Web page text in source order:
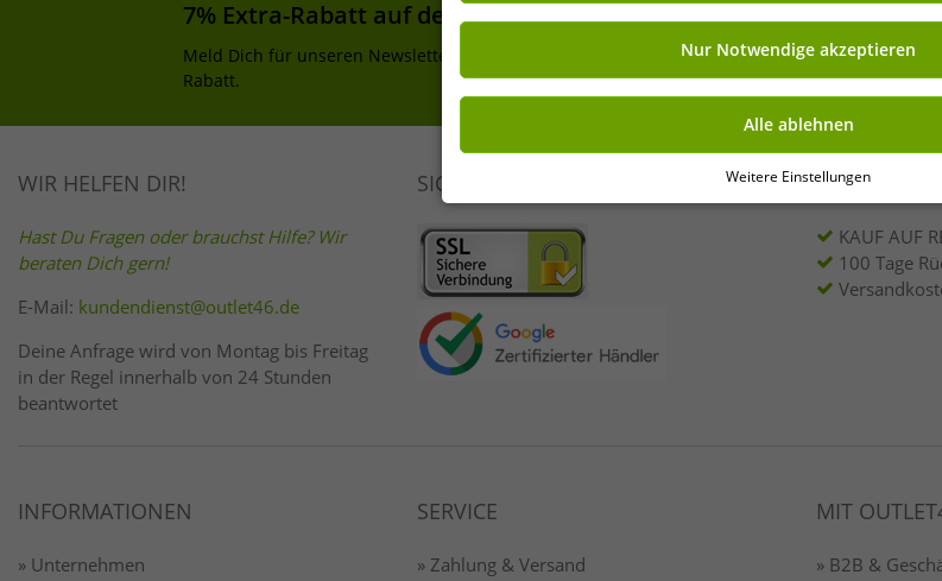
7% Extra-Rabatt auf deinen Einkauf
Meld Dich für unseren Newsletter an und erhalte Deine 7% Extra-
Rabatt.
WIR HELFEN DIR!
Hast Du Fragen oder brauchst Hilfe? Wir
beraten Dich gern!
E-Mail: kundendienst@outlet46.de
Deine Anfrage wird von Montag bis Freitag
in der Regel innerhalb von 24 Stunden
beantwortet
SICHER EINKAUFEN VORTEILE
KAUF AUF
100 Tage
INFORMATIONEN
» Unternehmen
SERVICE
» Zahlung & Versand
MIT
» B2B &
Wirkung für die Zukunft widerrufen oder ändern.
Nur Notwendige akzeptieren
Alle ablehnen
Weitere Einstellungen